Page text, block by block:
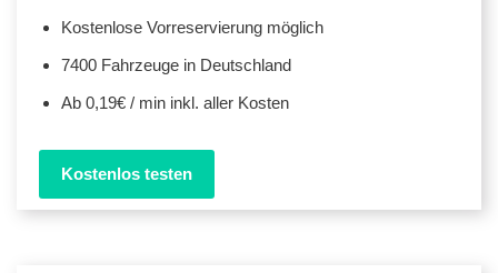
Kostenlose Vorreservierung möglich
7400 Fahrzeuge in Deutschland
Ab 0,19€ / min inkl. aller Kosten
Kostenlos testen